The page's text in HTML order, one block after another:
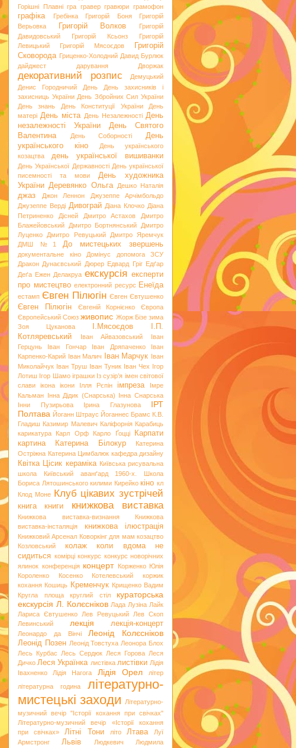
Горішні Плавні гра гравер гравюри грамофон
графіка Гребінка Григорій Боня
Григорій
Верьовка
Григорій Волков
Григорій
Давидовський
Григорій Ксьонз
Григорій
Левицький
Григорій Мясоєдов
Григорій
Сковорода Гриценко-Холодний Давид Бурлюк
дайджест
дарування Дворжак
декоративний розпис
Демуцький
Денис Городничий
День
День захисників і
захисниць України День Збройних Сил України
День знань
День Конституції України
День
матері День міста День Незалежності День
незалежності України
День Святого
Валентина
День Соборності
День
українського кіно
День українського
козацтва
день української вишиванки
День Української Державності День української
писемності та мови
День художника
України Деревянко Ольга Дешко Наталія
джаз Джон Леннон
Джузеппе Арчімбольдо
Джузеппе Верді Дивограй Діана Клочко Діана
Петриненко
Дісней Дмитро Астахов
Дмитро
Блажейовський
Дмитро Бортнянський
Дмитро
Луценко
Дмитро Ревуцький
Дмитро Яремчук
ДМШ №1
До мистецьких звершень
документальне кіно Домінус
допомога ЗСУ
Дракон Дунаєвський Дюрер Едвард Гріг Едґар
Деґа Ежен Делакруа екскурсія експерти
про мистецтво електронний ресурс Енеїда
естамп Євген Пілюгін Євген Євтушенко
Євген Пілюгін Євгеній Корнієнко
Європа
Європейський Союз живопис Жорж Бізе зима
Зоя Цуканова
І.Мясоєдов
І.П.
Котляревський
Іван Айвазовський
Іван
Герцунь
Іван Гончар Іван Дряпаченко
Іван
Карпенко-Карий Іван Малич Іван Марчук Іван
Миколайчук Іван Труш Іван Туник Іван Чех Ігор
Лотиш Ігор Шамо іграшки Із сузір’я імен світової
слави
ікона ікони Ілля Рєпін імпреза
Імре
Кальман Інна Дідик (Снарська) Інна Снарська
Інни Пузирьова
Ірина Глазунова
ІРТ
Полтава Йоганн Штраус Йоганнес Брамс К.В.
Гладиш Казимир Малевич Каліфорнія Карабиць
карикатура
Карл Орф Карло Ґоцці
Карпати
картина
Катерина Білокур
Катерина
Остріжна Катерина Цимбалюк кафедра дизайну
Квітка Цісик кераміка Київська рисувальна
школа
Київський аванґард 1960-х. Школа
Бориса Лятошинського килими Кирейко кіно кл
Клод Моне
Клуб цікавих зустрічей
книга книги книжкова виставка
Книжкова виставка-визнання
Книжкова
виставка-інсталяція
книжкова ілюстрація
Книжковий Арсенал Коворкінг для мам козацтво
Козловський
колаж
коли вдома не
сидиться комірці конкурс конкурс новорічних
ялинок конференція концерт
Корженко Юлія
Короленко
Косенко
Котелевський коржик
кохання Кошиць Кременчук Крищенко Вадим
Кругла площа
круглий стіл
кураторська
екскурсія Л. Колєсніков Лада Лузіна Лайк
Лариса Євтушенко
Лев Ревуцький
Лев Скоп
Левинський
лекція лекція-концерт
Леонардо да Вінчі Леонід Колєсніков
Леонід Позен Леонід Товстуха Леонора Блох
Лесь Курбас
Лесь Сердюк Леся Горова Леся
Дичко Леся Українка листівка листівки Лідія
Івахненко
Лідія Нагога Лідія Орел
літер
літературна година
літературно-
мистецькі заходи
Літературно-
музичний вечір "Історії кохання при свічках"
Літературно-музичний вечір «Історії кохання
при свічках»
Літні Тони літо Лтава
Луї
Армстронг
Львів Людкевич
Людмила